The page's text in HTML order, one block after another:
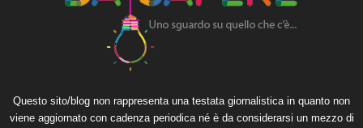
Questo sito/blog non rappresenta una testata giornalistica in quanto non
viene aggiornato con cadenza periodica né è da considerarsi un mezzo di